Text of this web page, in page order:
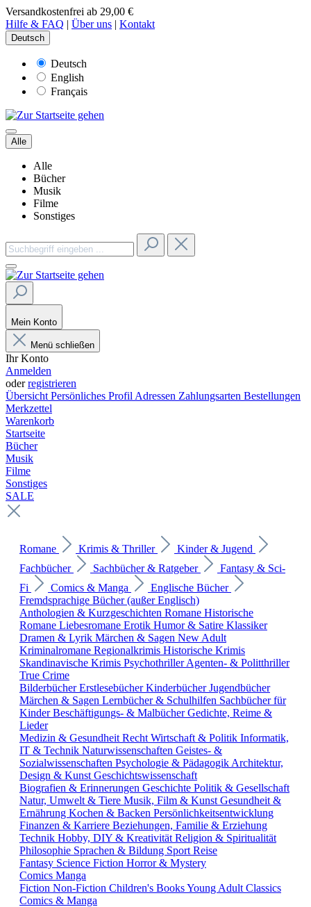
Versandkostenfrei ab 29,00 €
Hilfe & FAQ | Über uns | Kontakt
Deutsch
Deutsch
English
Français
Alle
Alle
Bücher
Musik
Filme
Sonstiges
Mein Konto
Menü schließen
Ihr Konto
Anmelden
oderregistrieren
Übersicht Persönliches Profil Adressen Zahlungsarten Bestellungen
Merkzettel
Warenkorb
Startseite
Bücher
Musik
Filme
Sonstiges
SALE
Romane Krimis & Thriller
Kinder & Jugend
Fachbücher
Sachbücher & Ratgeber
Fantasy & Sci-
Fi
Comics & Manga
Englische Bücher
Fremdsprachige Bücher (außer Englisch)
Anthologien & Kurzgeschichten Romane Historische
Romane Liebesromane Erotik Humor & Satire Klassiker
Dramen & Lyrik Märchen & Sagen New Adult
Kriminalromane Regionalkrimis Historische Krimis
Skandinavische Krimis PsychothrillerAgenten- & Politthriller
True Crime
BilderbücherErstlesebücherKinderbücherJugendbücher
Märchen & Sagen Lernbücher & Schulhilfen Sachbücher für
KinderBeschäftigungs- & MalbücherGedichte, Reime &
Lieder
Medizin & Gesundheit Recht Wirtschaft & Politik Informatik,
IT & Technik Naturwissenschaften Geistes- &
Sozialwissenschaften Psychologie & Pädagogik Architektur,
Design & Kunst Geschichtswissenschaft
Biografien & Erinnerungen Geschichte Politik & Gesellschaft
Natur, Umwelt & Tiere Musik, Film & Kunst Gesundheit &
Ernährung Kochen & Backen Persönlichkeitsentwicklung
Finanzen & Karriere Beziehungen, Familie & Erziehung
Technik Hobby, DIY & Kreativität Religion & Spiritualität
Philosophie Sprachen & Bildung Sport Reise
Fantasy Science Fiction Horror & Mystery
Comics Manga
Fiction Non-Fiction Children's BooksYoung Adult Classics
Comics & Manga